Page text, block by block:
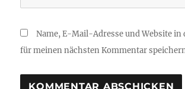
Name, E-Mail-Adresse und Website in
für meinen nächsten Kommentar